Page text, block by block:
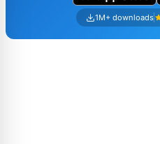
1M+ downloads